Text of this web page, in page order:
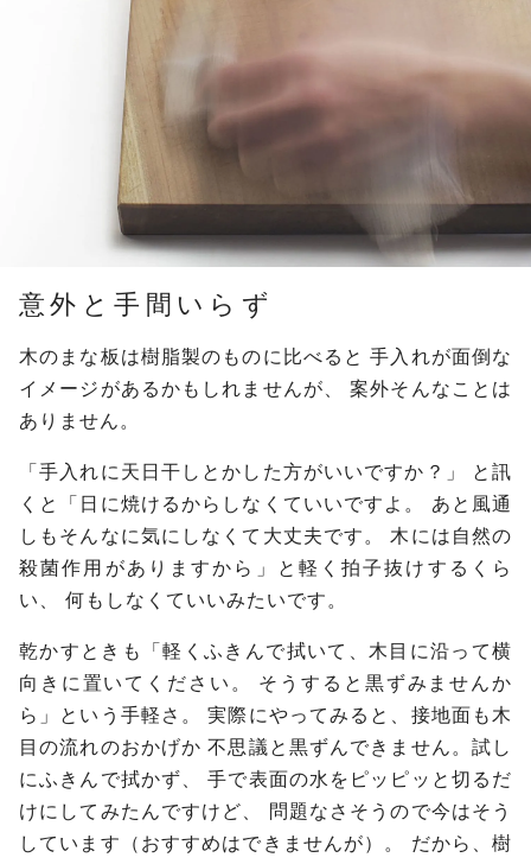
意外と手間いらず
木のまな板は樹脂製のものに比べると手入れが面倒な
イメージがあるかもしれませんが、案外そんなことは
ありません。
「手入れに天日干しとかした方がいいですか？」
と訊
くと「日に焼けるからしなくていいですよ。 あと風通
しもそんなに気にしなくて大丈夫です。 木には自然の
殺菌作用がありますから」と軽く拍子抜けするくら
い、 何もしなくていいみたいです。
乾かすときも「軽くふきんで拭いて、木目に沿って横
向きに置いてください。 そうすると黒ずみませんか
ら」という手軽さ。実際にやってみると、接地面も木
目の流れのおかげか不思議と黒ずんできません。試し
にふきんで拭かず、手で表面の水をピッピッと切るだ
けにしてみたんですけど、
問題なさそうので今はそう
しています（おすすめはできませんが）。 だから、樹